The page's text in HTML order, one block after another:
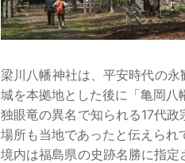
梁川八幡神社は、平安時代の
城を本拠地とした後に「亀岡八
独眼竜の異名で知られる17代
場所も当地であったと伝えられ
境内は福島県の史跡名勝に指